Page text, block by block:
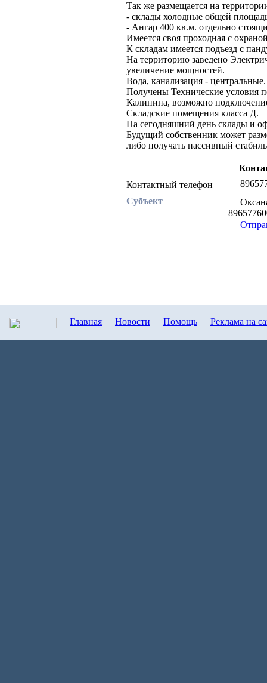
Так же размещается на
- склады холодные общей
- Ангар 400 кв.м. отдельно
Имеется своя проходная с
К складам имеется подъезд с
На территорию заведено
увеличение мощностей.
Вода, канализация -
Получены Технические условия
Калинина, возможно
Складские помещения класса Д.
На сегодняшний день склады и
Будущий собственник может
либо получать пассивный
Контактный телефон
Субъект
Главная Новости Помощь Реклама на